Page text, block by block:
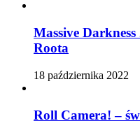
Massive
Roota
18 października 2022
Roll Camera! –